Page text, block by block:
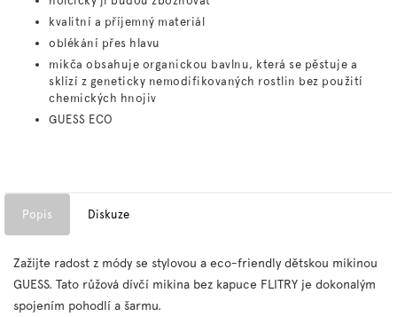
kvalitní a příjemný materiál
oblékání přes hlavu
mikča obsahuje organickou bavlnu, která se pěstuje a
sklízí z geneticky nemodifikovaných rostlin bez použití
chemických hnojiv
GUESS ECO
Popis Diskuze
Zažijte radost z módy se stylovou a eco-friendly dětskou mikinou
GUESS. Tato růžová dívčí mikina bez kapuce FLITRY je dokonalým
spojením pohodlí a šarmu.